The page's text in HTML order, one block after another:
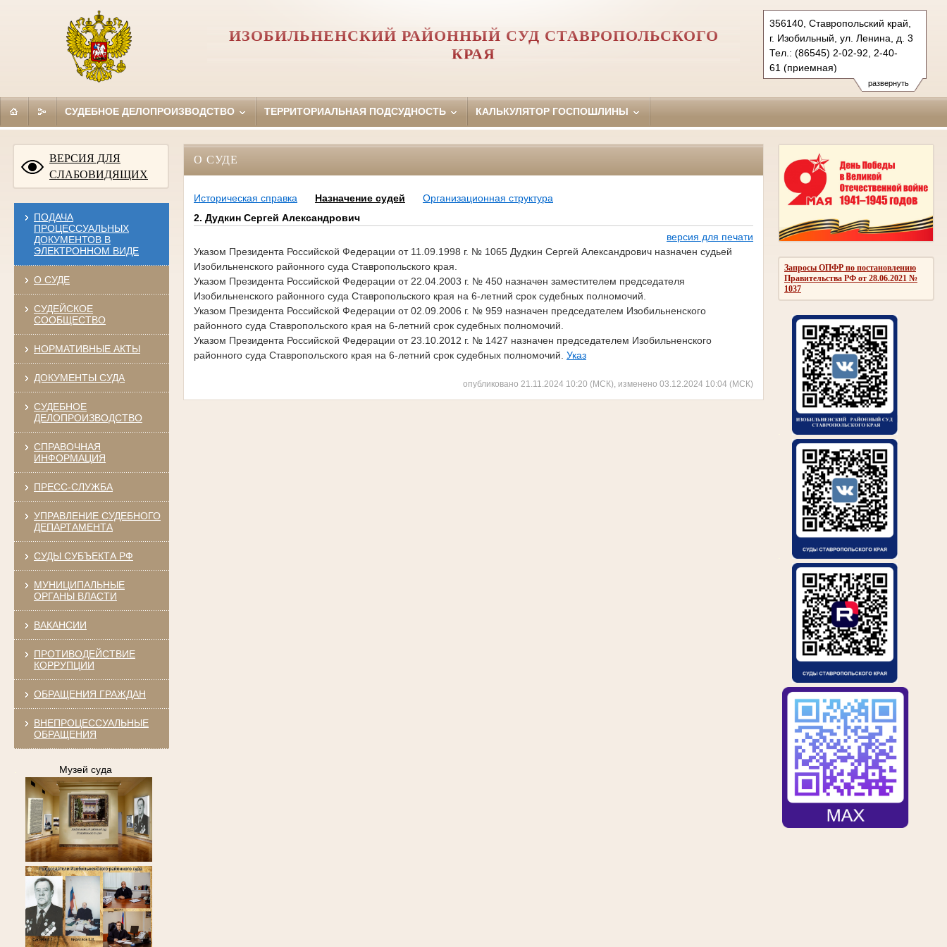
развернуть
356140, Ставропольский край,
г. Изобильный, ул. Ленина, д. 3
Тел.: (86545) 2-02-92, 2-40-
61 (приемная)
izobylnensky.stv@sudrf.ru
ИЗОБИЛЬНЕНСКИЙ РАЙОННЫЙ СУД СТАВРОПОЛЬСКОГО
КРАЯ
СУДЕБНОЕ ДЕЛОПРОИЗВОДСТВО ТЕРРИТОРИАЛЬНАЯ ПОДСУДНОСТЬ КАЛЬКУЛЯТОР ГОСПОШЛИНЫ
ВЕРСИЯ ДЛЯ
СЛАБОВИДЯЩИХ
ПОДАЧА
ПРОЦЕССУАЛЬНЫХ
ДОКУМЕНТОВ В
ЭЛЕКТРОННОМ ВИДЕ
О СУДЕ
СУДЕЙСКОЕ
СООБЩЕСТВО
НОРМАТИВНЫЕ АКТЫ
ДОКУМЕНТЫ СУДА
СУДЕБНОЕ
ДЕЛОПРОИЗВОДСТВО
СПРАВОЧНАЯ
ИНФОРМАЦИЯ
ПРЕСС-СЛУЖБА
УПРАВЛЕНИЕ СУДЕБНОГО
ДЕПАРТАМЕНТА
СУДЫ СУБЪЕКТА РФ
МУНИЦИПАЛЬНЫЕ
ОРГАНЫ ВЛАСТИ
ВАКАНСИИ
ПРОТИВОДЕЙСТВИЕ
КОРРУПЦИИ
ОБРАЩЕНИЯ ГРАЖДАН
ВНЕПРОЦЕССУАЛЬНЫЕ
ОБРАЩЕНИЯ
Музей суда
Запросы ОПФР по постановлению
Правительства РФ от 28.06.2021 №
1037
О СУДЕ
Историческая справка Назначение судей
Организационная структура
2. Дудкин Сергей Александрович
версия для печати
Указом Президента Российской Федерации от 11.09.1998 г. № 1065 Дудкин Сергей Александрович назначен судьей
Изобильненского районного суда Ставропольского края.
Указом Президента Российской Федерации от 22.04.2003 г. № 450 назначен заместителем председателя
Изобильненского районного суда Ставропольского края на 6-летний срок судебных полномочий.
Указом Президента Российской Федерации от 02.09.2006 г. № 959 назначен председателем Изобильненского
районного суда Ставропольского края на 6-летний срок судебных полномочий.
Указом Президента Российской Федерации от 23.10.2012 г. № 1427 назначен председателем Изобильненского
районного суда Ставропольского края на 6-летний срок судебных полномочий. Указ
опубликовано 21.11.2024 10:20 (МСК), изменено 03.12.2024 10:04 (МСК)